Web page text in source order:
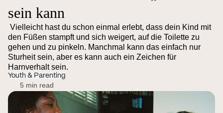
sein kann
Vielleicht hast du schon einmal erlebt, dass dein Kind mit
den Füßen stampft und sich weigert, auf die Toilette zu
gehen und zu pinkeln. Manchmal kann das einfach nur
Sturheit sein, aber es kann auch ein Zeichen für
Harnverhalt sein.
Youth & Parenting
5 min read